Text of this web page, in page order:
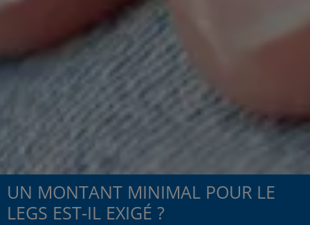
UN MONTANT MINIMAL POUR LE
LEGS EST-IL EXIGÉ ?